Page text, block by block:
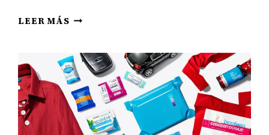
LEER MÁS DE
A
LA
TECNOLOGÍA:
LOS
SECTORES
ECONÓMICOS